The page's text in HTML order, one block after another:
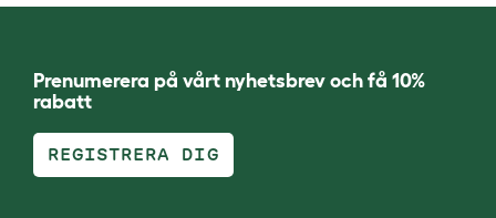
Prenumerera på vårt nyhetsbrev och få 10%
rabatt
REGISTRERA DIG